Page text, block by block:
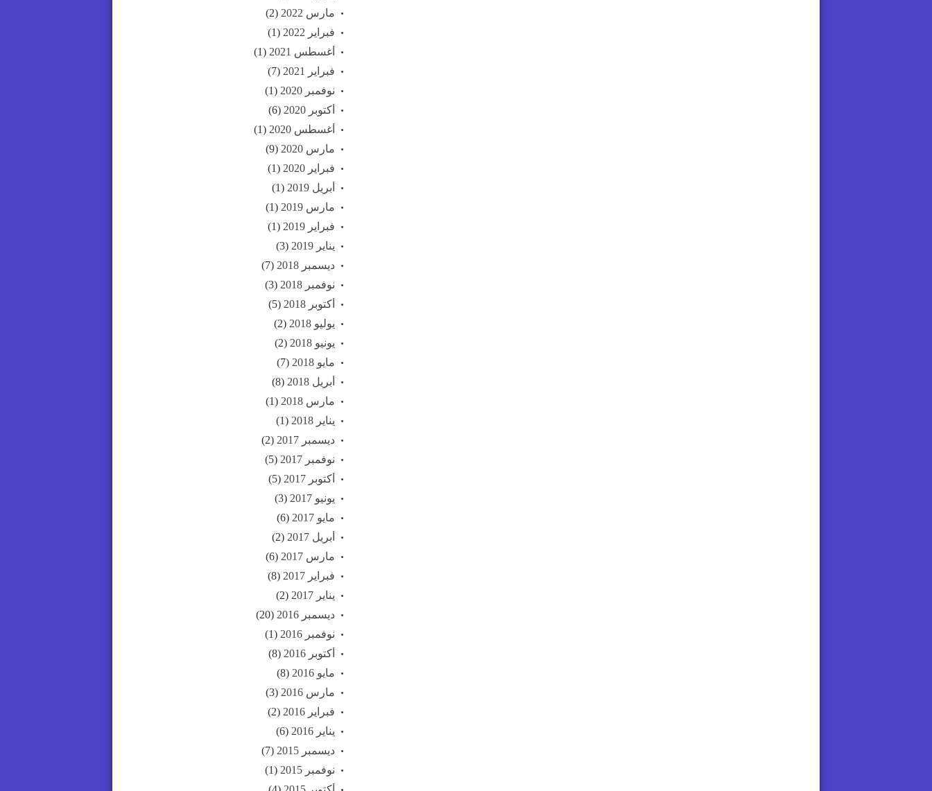
مارس 2022
(2)
فبراير 2022
(1)
أغسطس 2021
(1)
فبراير 2021
(7)
نوفمبر 2020
(1)
أكتوبر 2020
(6)
أغسطس 2020
(1)
مارس 2020
(9)
فبراير 2020
(1)
أبريل 2019
(1)
مارس 2019
(1)
فبراير 2019
(1)
يناير 2019
(3)
ديسمبر 2018
(7)
نوفمبر 2018
(3)
أكتوبر 2018
(5)
يوليو 2018
(2)
يونيو 2018
(2)
مايو 2018
(7)
أبريل 2018
(8)
مارس 2018
(1)
يناير 2018
(1)
ديسمبر 2017
(2)
نوفمبر 2017
(5)
أكتوبر 2017
(5)
يونيو 2017
(3)
مايو 2017
(6)
أبريل 2017
(2)
مارس 2017
(6)
فبراير 2017
(8)
يناير 2017
(2)
ديسمبر 2016
(20)
نوفمبر 2016
(1)
أكتوبر 2016
(8)
مايو 2016
(8)
مارس 2016
(3)
فبراير 2016
(2)
يناير 2016
(6)
ديسمبر 2015
(7)
نوفمبر 2015
(1)